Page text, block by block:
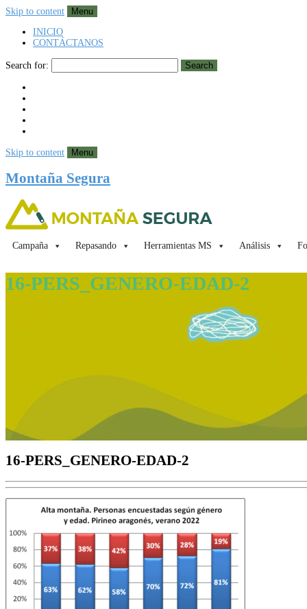
Skip to content
Menu
INICIO
CONTÁCTANOS
Search for: Search
Skip to content Menu
Montaña Segura
Campaña Repasando Herramientas MS Análisis
16-PERS_GENERO-EDAD-2
16-PERS_GENERO-EDAD-2